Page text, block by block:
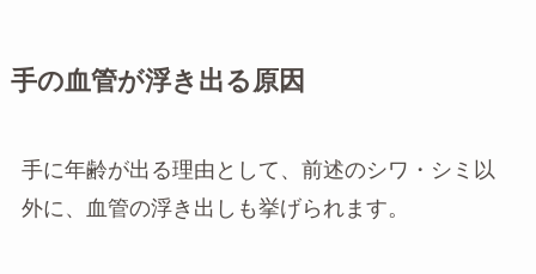
手の血管が浮き出る原因
手に年齢が出る理由として、前述のシワ・シミ以
外に、血管の浮き出しも挙げられます。